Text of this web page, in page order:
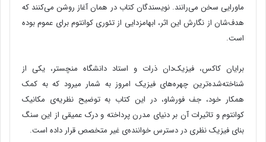
ماورایی سخن می‌رانند. نویسندگان کتاب در همان آغاز روشن می‌کنند که
هدف‌شان از نگارش این اثر، ابهامزدایی از تئوری کوانتوم برای عموم بوده
است.
برایان کاکس، فیزیک‌دان ذرات و استاد دانشگاه منچستر، یکی از
شناخته‌شده‌ترین چهره‌های فیزیک امروز به شمار میرود که به کمک
همکار خود، جف فورشاو، در این کتاب به توضیح نظریه‌ی مکانیک
کوانتوم و تاثیرات آن بر دنیای مدرن پرداخته و درک عمیقی از این سنگ
بنای فیزیک نظری در دسترس خواننده‌ی غیر متخصص قرار داده است.